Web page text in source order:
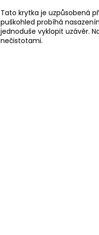
Tato krytka je uzpůsobená
puškohled probíhá
jednoduše vyklopit uzávěr.
nečistotami.